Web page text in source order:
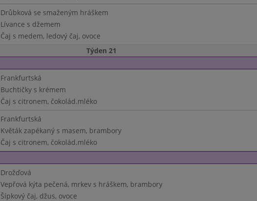
Drůbková se smaženým hráškem
Lívance s džemem
Čaj s medem, ledový čaj, ovoce
Týden 21
Frankfurtská
Buchtičky s krémem
Čaj s citronem, čokolád.mléko
Frankfurtská
Květák zapékaný s masem, brambory
Čaj s citronem, čokolád.mléko
Drožďová
Vepřová kýta pečená, mrkev s hráškem, brambory
Šípkový čaj, džus, ovoce